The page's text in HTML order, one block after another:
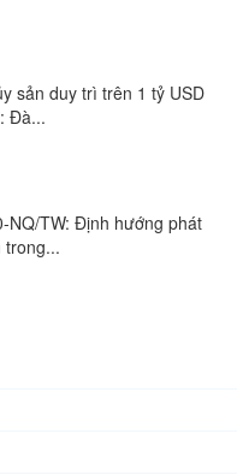
sản duy trì trên 1 tỷ USD
Đà...
NQ/TW: Định hướng phát
trong...